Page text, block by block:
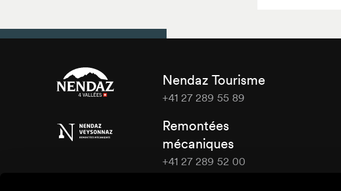
Tourisme
Nendaz Tourisme
+41 27 289 55 89
Remontées
mécaniques
+41 27 289 52 00